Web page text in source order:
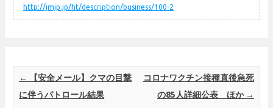
http://jmjp.jp/ht/description/business/100-2
Post navigation
←
【安全メール】クマの目撃
に伴うパトロール結果
コロナワクチン接種直後急死
の85人詳細公表 ほか →